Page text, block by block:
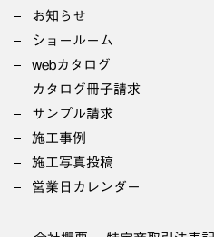
お知らせ
ショールーム
webカタログ
カタログ冊子請求
サンプル請求
施工事例
施工写真投稿
営業日カレンダー